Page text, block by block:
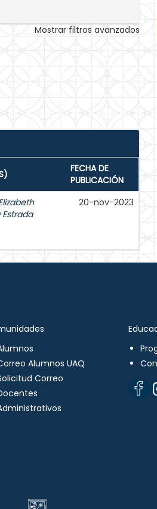
Mostrar filtros avanzados
FECHA DE
PUBLICACIÓN
20-nov-2023
Alumnos UAQ
Correo